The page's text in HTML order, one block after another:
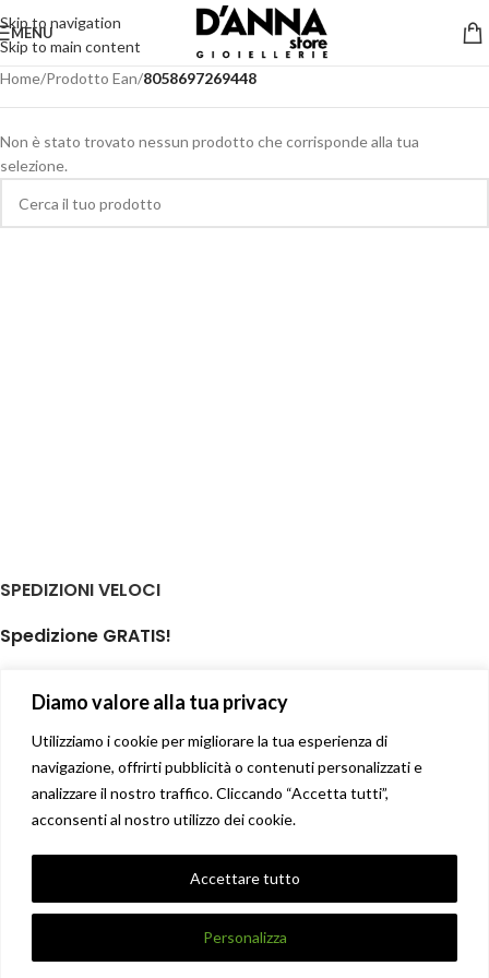
Diamo valore alla tua privacy
Utilizziamo i cookie per migliorare la tua esperienza di
navigazione, offrirti pubblicità o contenuti personalizzati e
analizzare il nostro traffico. Cliccando “Accetta tutti”,
acconsenti al nostro utilizzo dei cookie.
Personalizza
Accettare tutto
Skip to navigation
Skip to main content
MENU
Home/Prodotto Ean/8058697269448
Non è stato trovato nessun prodotto che corrisponde alla tua
selezione.
SPEDIZIONI VELOCI
Spedizione GRATIS!
isole minori non incluse
Soddisfatti o rimborsati
14 giorni diritto di recesso facile
Condizioni di vendita